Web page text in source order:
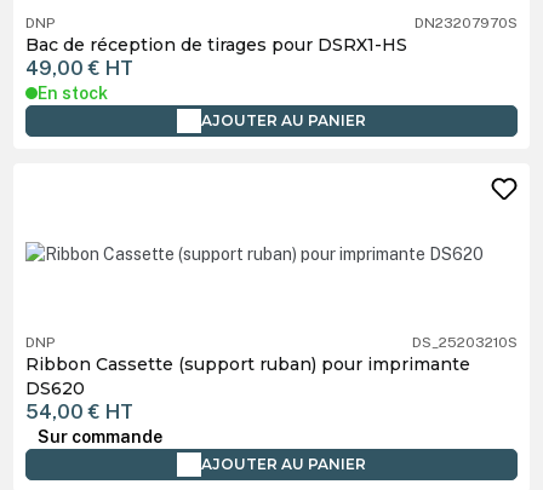
DNP DN23207970S
Bac de réception de tirages pour DSRX1-HS
49,00 € HT
En stock
AJOUTER AU PANIER
DNP DS_25203210S
Ribbon Cassette (support ruban) pour imprimante
DS620
54,00 € HT
Sur commande
AJOUTER AU PANIER